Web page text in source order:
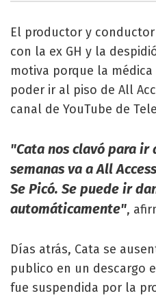
El productor y
con la ex GH y la
motiva porque la
poder ir al piso de All
canal de YouTube de
"Cata nos clavó para ir
semanas va a All
Se Picó. Se puede ir
automáticamente",
Días atrás, Cata se
publico en un descargo
fue suspendida por la